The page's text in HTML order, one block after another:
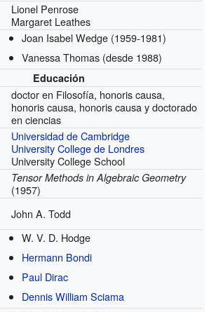
Lionel Penrose
Margaret Leathes
Joan Isabel Wedge (1959-1981)
Vanessa Thomas (desde 1988)
Educación
doctor en Filosofía, honoris causa,
honoris causa, honoris causa y doctorado
en ciencias
Universidad de Cambridge
University College de Londres
University College School
Tensor Methods in Algebraic Geometry
(1957)
John A. Todd
W. V. D. Hodge
Hermann Bondi
Paul Dirac
Dennis William Sciama